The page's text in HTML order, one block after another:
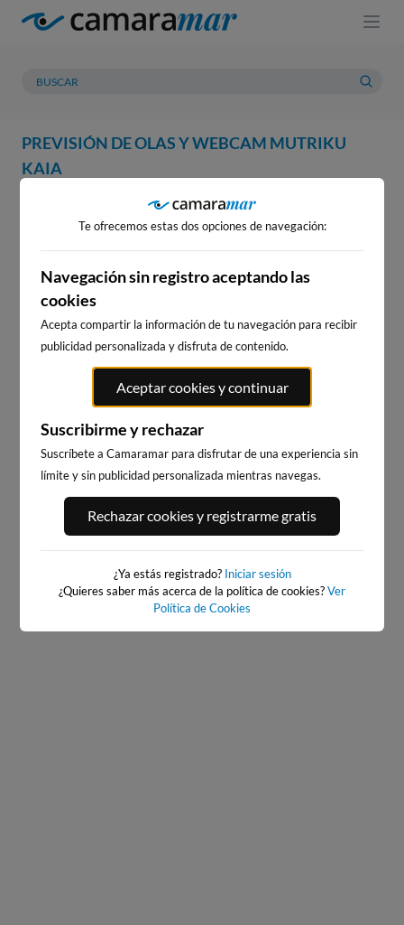
PREVISIÓN DE OLAS Y WEBCAM MUTRIKU
KAIA
PREVISIÓN METEOROLOGÍA
WEBCAM MUTRIKU KAIA
WEBCAMS CERCANAS
ALKOLEA / ARBE, MUTRIKU
1km · Mutriku
SATURRARAN
3km · Mutriku
0.0 m CHOPI
Te ofrecemos estas dos opciones de navegación:
Navegación sin registro aceptando las
cookies
Acepta compartir la información de tu navegación para recibir
publicidad personalizada y disfruta de contenido.
Aceptar cookies y continuar
Suscribirme y rechazar
Suscríbete a Camaramar para disfrutar de una experiencia sin
límite y sin publicidad personalizada mientras navegas.
Rechazar cookies y registrarme gratis
¿Ya estás registrado? Iniciar sesión
¿Quieres saber más acerca de la política de cookies?Ver
Política de Cookies